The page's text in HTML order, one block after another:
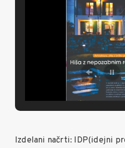
Izdelani načrti: IDP(idejni